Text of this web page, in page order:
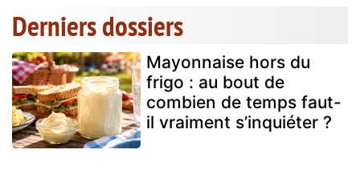
Derniers dossiers
Mayonnaise hors du
frigo : au bout de
combien de temps faut-
il vraiment s’inquiéter ?